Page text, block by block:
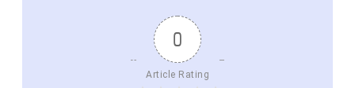
0
Article Rating